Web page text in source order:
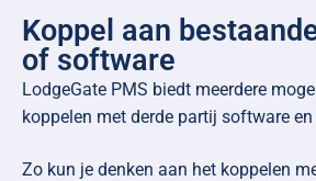
Koppel aan
of software
LodgeGate PMS biedt meerdere
koppelen met derde partij software
Zo kun je denken aan het koppelen